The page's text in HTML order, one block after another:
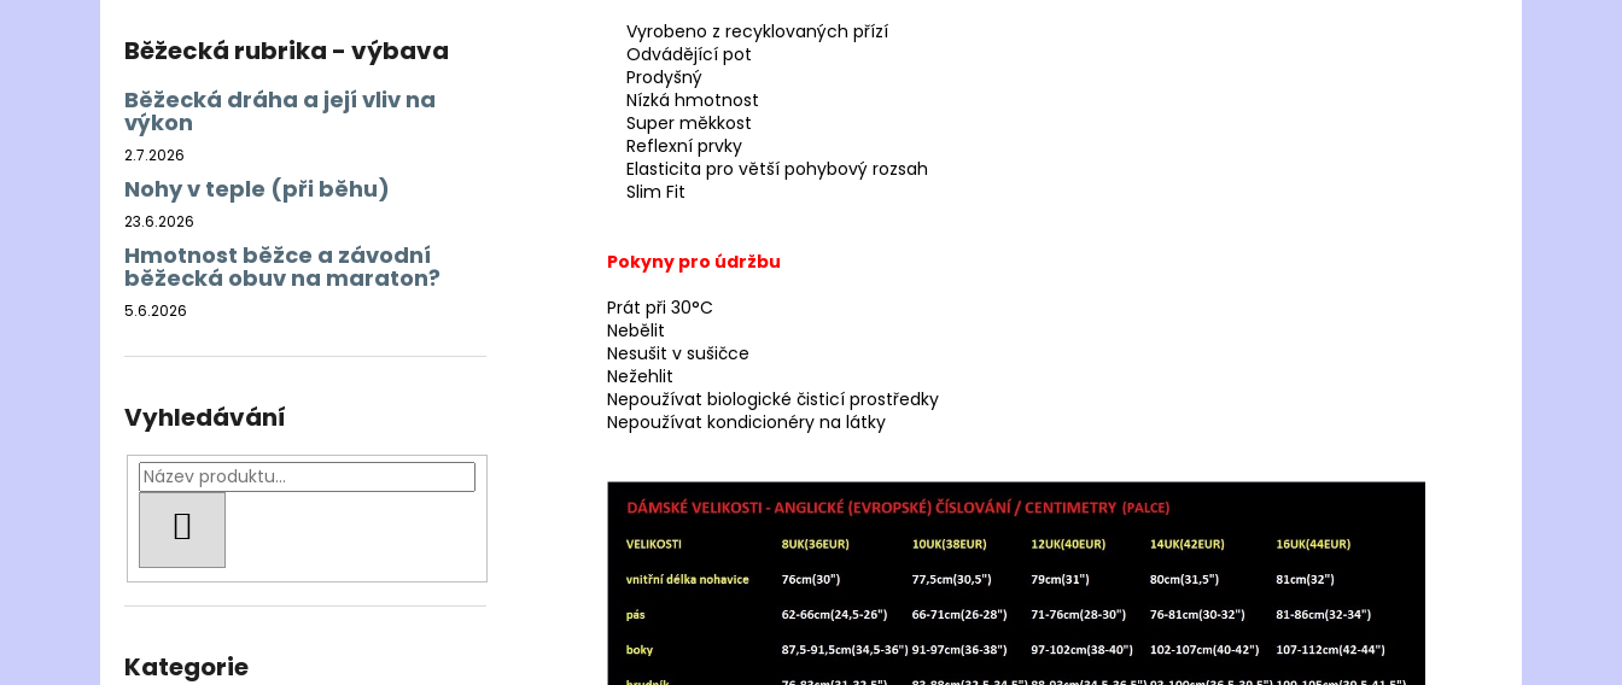
Běžecká rubrika - výbava
Běžecká dráha a její vliv na
výkon
2.7.2026
Nohy v teple (při běhu)
23.6.2026
Hmotnost běžce a závodní
běžecká obuv na maraton?
5.6.2026
Vyhledávání
kategorie
Kategorie
Vyrobeno z recyklovaných přízí
Odvádějící pot
Prodyšný
Nízká hmotnost
Super měkkost
Reflexní prvky
Elasticita pro větší pohybový rozsah
Slim Fit
Pokyny pro údržbu
Prát při 30°C
Nebělit
Nesušit v sušičce
Nežehlit
Nepoužívat biologické čisticí prostředky
Nepoužívat kondicionéry na látky